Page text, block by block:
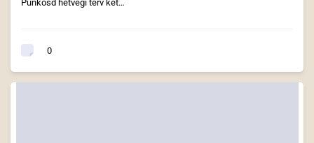
Pünkösd hétvégi terv két…
0